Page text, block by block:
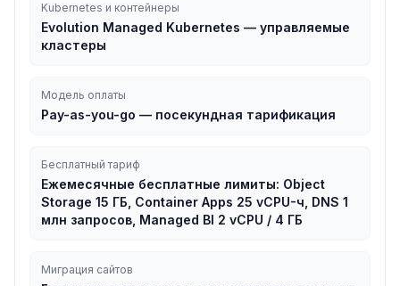
Kubernetes и контейнеры
Evolution Managed Kubernetes — управляемые
кластеры
Модель оплаты
Pay-as-you-go — посекундная тарификация
Бесплатный тариф
Ежемесячные бесплатные лимиты: Object
Storage 15 ГБ, Container Apps 25 vCPU-ч, DNS 1
млн запросов, Managed BI 2 vCPU / 4 ГБ
Миграция сайтов